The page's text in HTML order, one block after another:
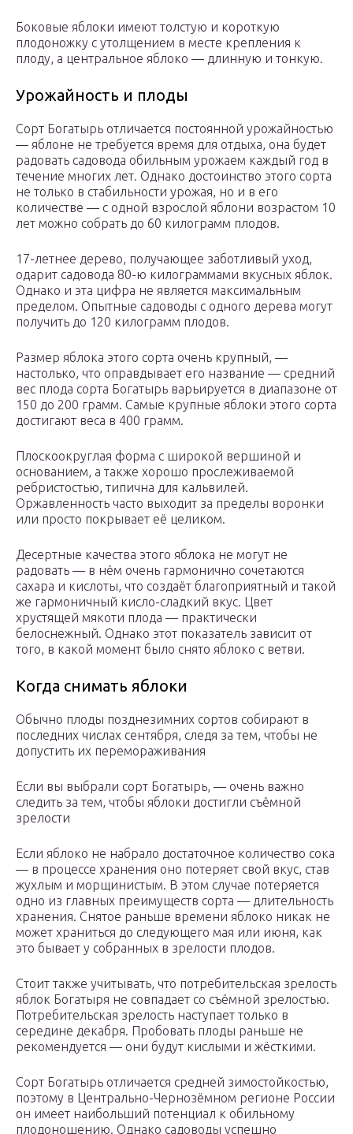
Боковые яблоки имеют толстую и короткую
плодоножку с утолщением в месте крепления к
плоду, а центральное яблоко — длинную и тонкую.
Урожайность и плоды
Сорт Богатырь отличается постоянной урожайностью
— яблоне не требуется время для отдыха, она будет
радовать садовода обильным урожаем каждый год в
течение многих лет. Однако достоинство этого сорта
не только в стабильности урожая, но и в его
количестве — с одной взрослой яблони возрастом 10
лет можно собрать до 60 килограмм плодов.
17-летнее дерево, получающее заботливый уход,
одарит садовода 80-ю килограммами вкусных яблок.
Однако и эта цифра не является максимальным
пределом. Опытные садоводы с одного дерева могут
получить до 120 килограмм плодов.
Размер яблока этого сорта очень крупный, —
настолько, что оправдывает его название — средний
вес плода сорта Богатырь варьируется в диапазоне от
150 до 200 грамм. Самые крупные яблоки этого сорта
достигают веса в 400 грамм.
Плоскоокруглая форма с широкой вершиной и
основанием, а также хорошо прослеживаемой
ребристостью, типична для кальвилей.
Оржавленность часто выходит за пределы воронки
или просто покрывает её целиком.
Десертные качества этого яблока не могут не
радовать — в нём очень гармонично сочетаются
сахара и кислоты, что создаёт благоприятный и такой
же гармоничный кисло-сладкий вкус. Цвет
хрустящей мякоти плода — практически
белоснежный. Однако этот показатель зависит от
того, в какой момент было снято яблоко с ветви.
Когда снимать яблоки
Обычно плоды позднезимних сортов собирают в
последних числах сентября, следя за тем, чтобы не
допустить их перемораживания
Если вы выбрали сорт Богатырь, — очень важно
следить за тем, чтобы яблоки достигли съёмной
зрелости
Если яблоко не набрало достаточное количество сока
— в процессе хранения оно потеряет свой вкус, став
жухлым и морщинистым. В этом случае потеряется
одно из главных преимуществ сорта — длительность
хранения. Снятое раньше времени яблоко никак не
может храниться до следующего мая или июня, как
это бывает у собранных в зрелости плодов.
Стоит также учитывать, что потребительская зрелость
яблок Богатыря не совпадает со съёмной зрелостью.
Потребительская зрелость наступает только в
середине декабря. Пробовать плоды раньше не
рекомендуется — они будут кислыми и жёсткими.
Сорт Богатырь отличается средней зимостойкостью,
поэтому в Центрально-Чернозёмном регионе России
он имеет наибольший потенциал к обильному
плодоношению. Однако садоводы успешно